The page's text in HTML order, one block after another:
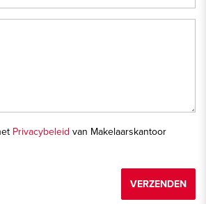
Privacybeleid van Makelaarskantoor
VERZENDEN